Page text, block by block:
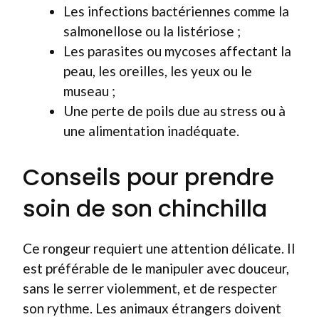
Les infections bactériennes comme la
salmonellose ou la listériose ;
Les parasites ou mycoses affectant la
peau, les oreilles, les yeux ou le
museau ;
Une perte de poils due au stress ou à
une alimentation inadéquate.
Conseils pour prendre
soin de son chinchilla
Ce rongeur requiert une attention délicate. Il
est préférable de le manipuler avec douceur,
sans le serrer violemment, et de respecter
son rythme. Les animaux étrangers doivent